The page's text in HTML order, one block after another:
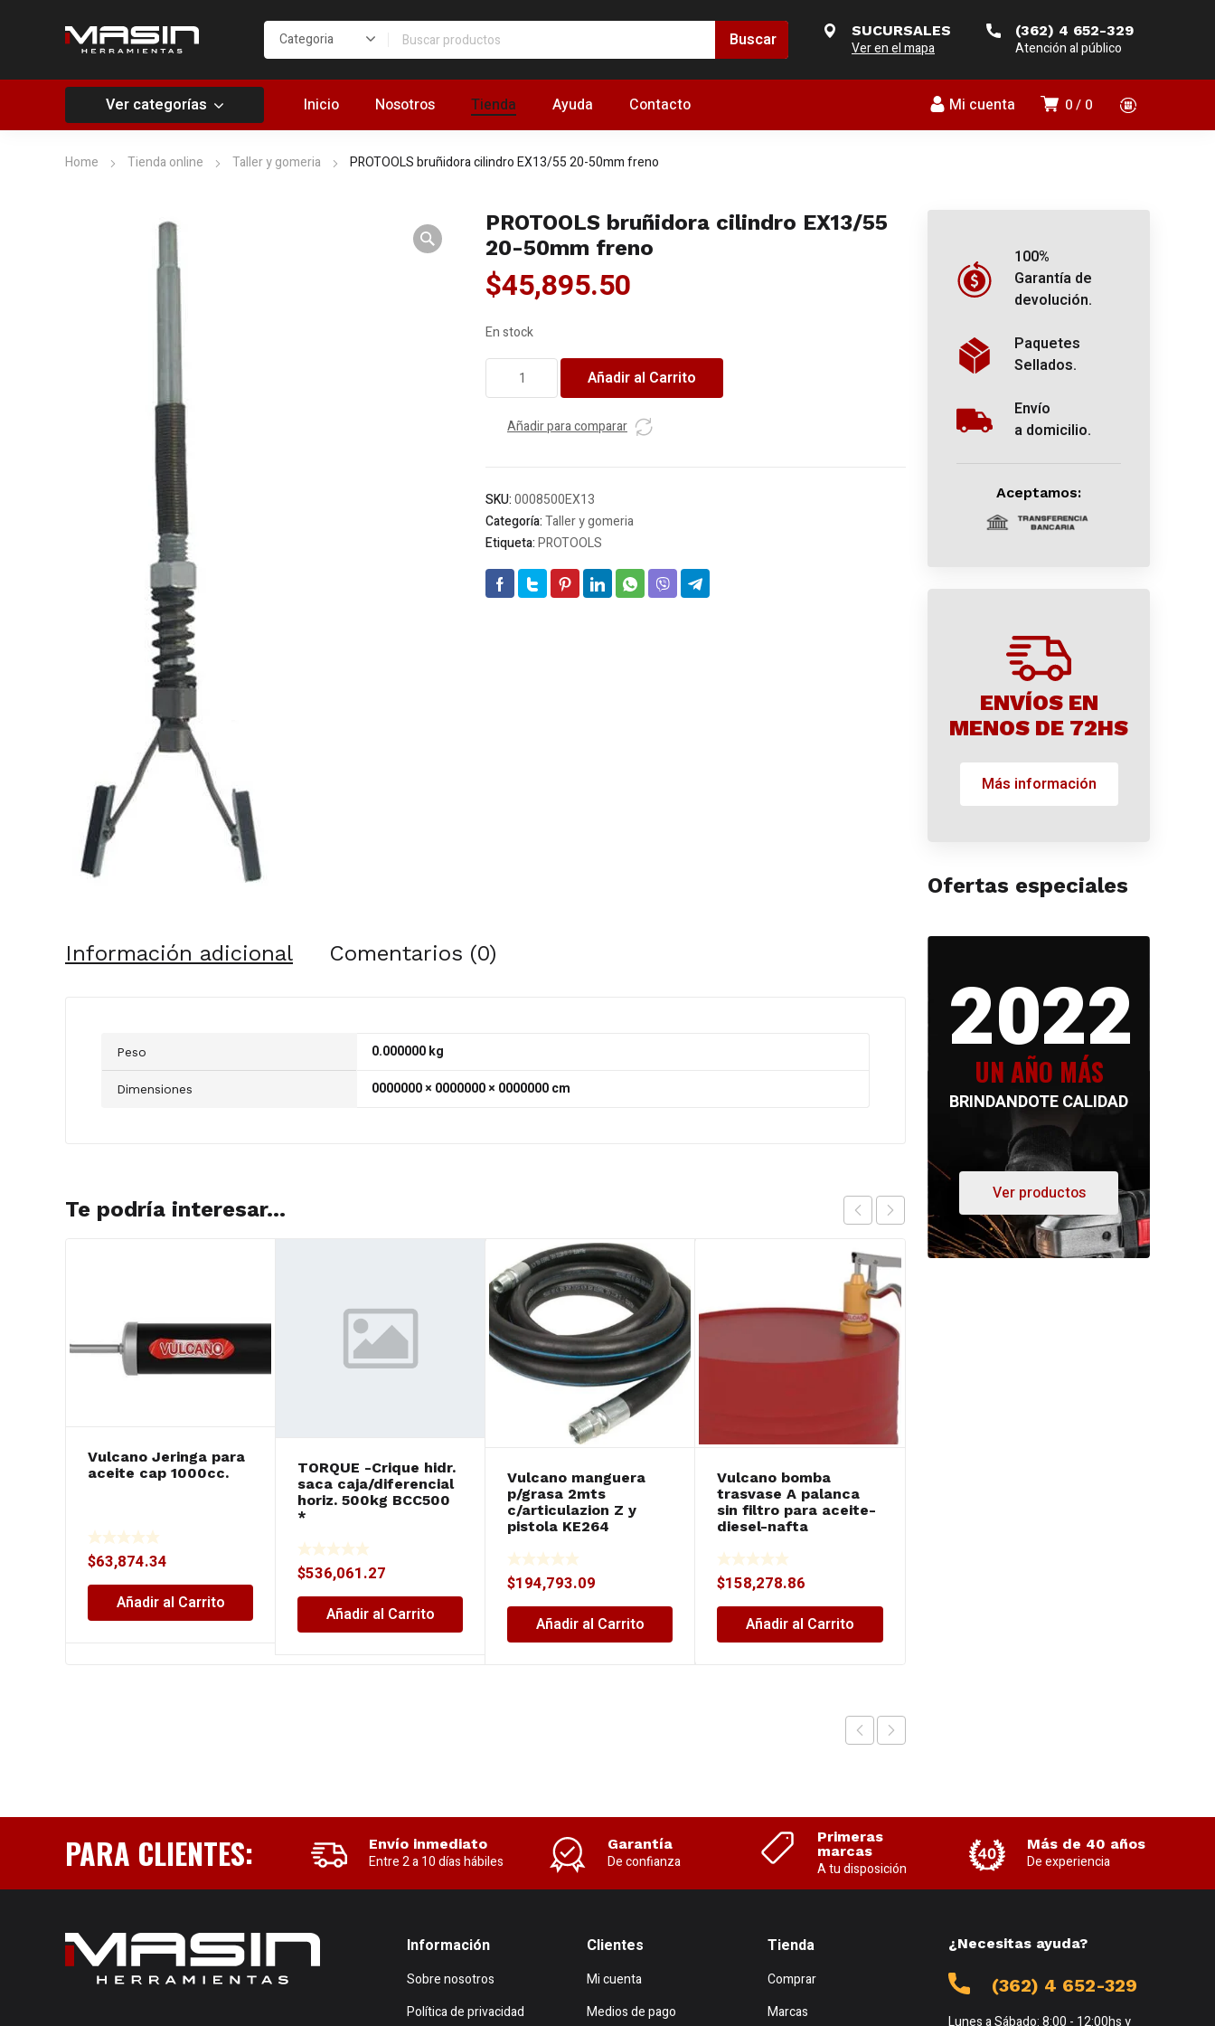
SUCURSALES
Ver en el mapa
(362) 4 652-329
Atención al público
0 0
Mi cuenta
Ver categorías Inicio Nosotros Tienda Ayuda Contacto
Home Tienda online Taller y gomeria PROTOOLS bruñidora cilindro EX13/55 20-50mm freno
PROTOOLS bruñidora cilindro EX13/55
20-50mm freno
$45,895.50
En stock
bruñidora
EX13/55
cantidad
Añadir al Carrito
Añadir para comparar
SKU:0008500EX13
Categoría:Taller y gomeria
Etiqueta:PROTOOLS
Información adicional Comentarios (0)
Peso 0.000000 kg
Dimensiones 0000000 × 0000000 × 0000000 cm
Te podría interesar...
Vulcano Jeringa para
aceite cap 1000cc.
$63,874.34
Añadir al Carrito
TORQUE -Crique hidr.
saca caja/diferencial
horiz. 500kg BCC500
*
$536,061.27
Añadir al Carrito
Vulcano manguera
p/grasa 2mts
c/articulazion Z y
pistola KE264
$194,793.09
Añadir al Carrito
Vulcano bomba
trasvase A palanca
sin filtro para aceite-
diesel-nafta
$158,278.86
Añadir al Carrito
100%
Garantía de
devolución.
Paquetes
Sellados.
Envío
a domicilio.
Aceptamos:
ENVÍOS EN
MENOS DE 72HS
Más información
Ofertas especiales
2022
UN AÑO MÁS
BRINDANDOTE CALIDAD
Ver productos
PARA CLIENTES: Envío inmediato
Entre 2 a 10 días hábiles
Garantía
De confianza
Primeras
marcas
A tu disposición
Más de 40 años
De experiencia
Información
Sobre nosotros
Política de privacidad
Clientes
Mi cuenta
Medios de pago
Tienda
Comprar
Marcas
¿Necesitas ayuda?
(362) 4 652-329
Lunes a Sábado: 8:00 - 12:00hs y